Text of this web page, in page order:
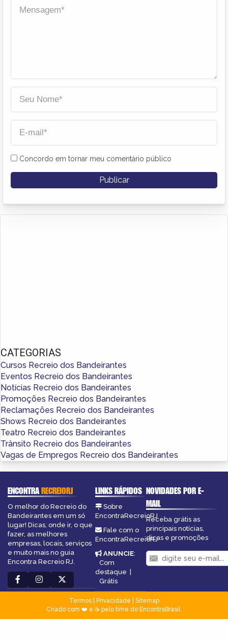
Concordo em tornar meu comentário público
CATEGORIAS
Cursos Recreio dos Bandeirantes
Eventos Recreio dos Bandeirantes
Notícias Recreio dos Bandeirantes
Promoções Recreio dos Bandeirantes
Reclamações Recreio dos Bandeirantes
Shows Recreio dos Bandeirantes
Teatro Recreio dos Bandeirantes
Trânsito Recreio dos Bandeirantes
Vagas de Empregos Recreio dos Bandeirantes
ENCONTRARECREIORJ
O melhor do Recreio do
Bandeirantes em um só
lugar! Dicas, onde ir, o que
fazer, as melhores
empresas, locais, serviços
e muito mais no guia
Encontra Recreio RJ.
LINKS RÁPIDOS
Sobre
EncontraRecreioRJ
Fale com o
EncontraRecreioRJ
ANUNCIE:
Com
destaque
Grátis
NOVIDADES POR E-
MAIL
Receba grátis as
principais notícias,
dicas e promoções
Termos| Privacidade
Sitemap
Criado com ❤️ e ☕ pelo time do EncontraBrasil